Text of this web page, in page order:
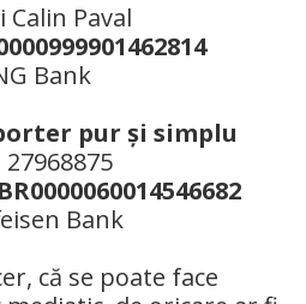
Calin Paval
Bank
pur şi simplu
27968875
Bank
că se poate face